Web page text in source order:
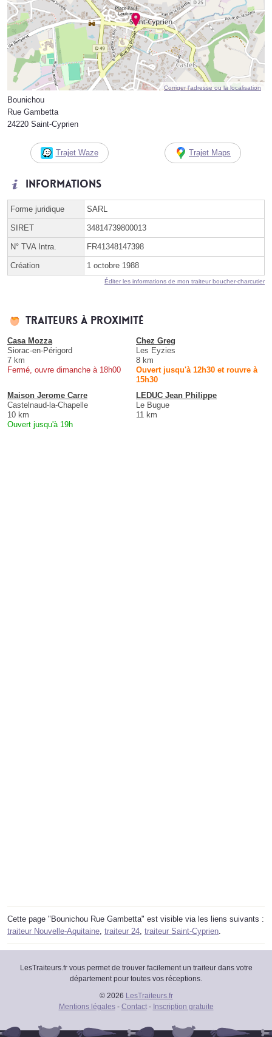
Corriger l’adresse ou la localisation
Bounichou
Rue Gambetta
24220 Saint-Cyprien
Trajet Waze Trajet Maps
Informations
Forme juridique SARL
SIRET 34814739800013
N° TVA Intra. FR41348147398
Création 1 octobre 1988
Éditer les informations de mon traiteur boucher-charcutier
Traiteurs à proximité
Casa Mozza
Siorac-en-Périgord
7 km
Fermé, ouvre dimanche à 18h00
Chez Greg
Les Eyzies
8 km
Ouvert jusqu'à 12h30 et rouvre à
15h30
Maison Jerome Carre
Castelnaud-la-Chapelle
10 km
Ouvert jusqu'à 19h
LEDUC Jean Philippe
Le Bugue
11 km
Cette page "Bounichou Rue Gambetta" est visible via les liens suivants :
traiteur Nouvelle-Aquitaine traiteur 24 traiteur Saint-Cyprien
LesTraiteurs.fr vous permet de trouver facilement un traiteur dans votre
département pour toutes vos réceptions.
© 2026 LesTraiteurs.fr
Mentions légales- Contact- Inscription gratuite